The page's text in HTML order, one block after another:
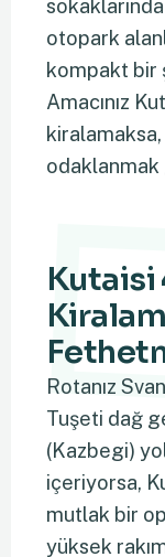
otopark
kompakt bir
Amacınız
odaklanmak
Kutaisi
Rotanız
Tuşeti dağ
(Kazbegi)
içeriyorsa,
mutlak bir
yüksek